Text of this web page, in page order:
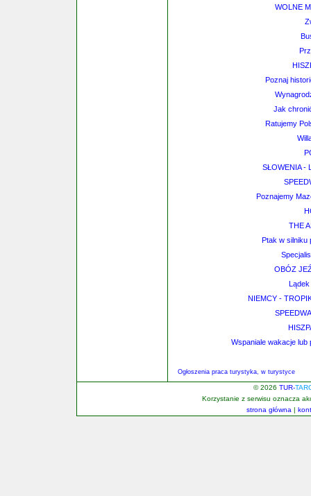
WOLNE
Poznaj
Jak
Ratujemy
SŁOWENIA -
Poznajemy
THE
Ptak w silniku
OBÓZ
NIEMCY -
Wspaniale wakacje
Ogłoszenia praca turystyka, w turystyce
© 2026 TUR-
Korzystanie z serwisu oznacza
strona główna |